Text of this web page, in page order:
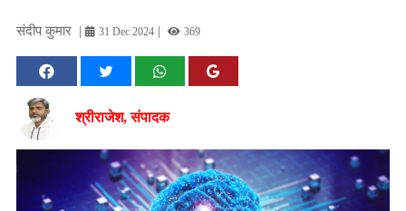
संदीप कुमार| 31 Dec 2024| 369
श्रीराजेश, संपादक